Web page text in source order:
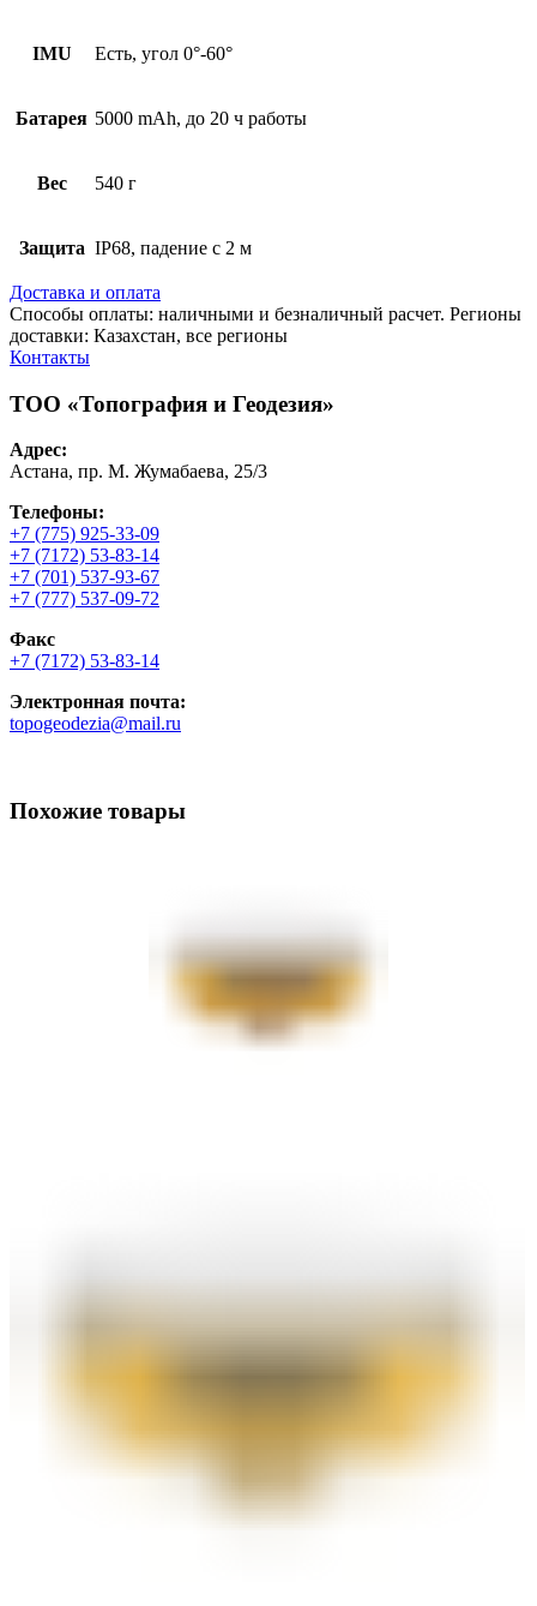
IMU Есть, угол 0°-60°
Батарея 5000 mAh, до 20 ч работы
Вес 540 г
Защита IP68, падение с 2 м
Доставка и оплата
Способы оплаты: наличными и безналичный расчет. Регионы
доставки: Казахстан, все регионы
Контакты
ТОО «Топография и Геодезия»
Адрес:
Астана, пр. М. Жумабаева, 25/3
Телефоны:
+7 (775) 925-33-09
+7 (7172) 53-83-14
+7 (701) 537-93-67
+7 (777) 537-09-72
Факс
+7 (7172) 53-83-14
Электронная почта:
topogeodezia@mail.ru
Похожие товары